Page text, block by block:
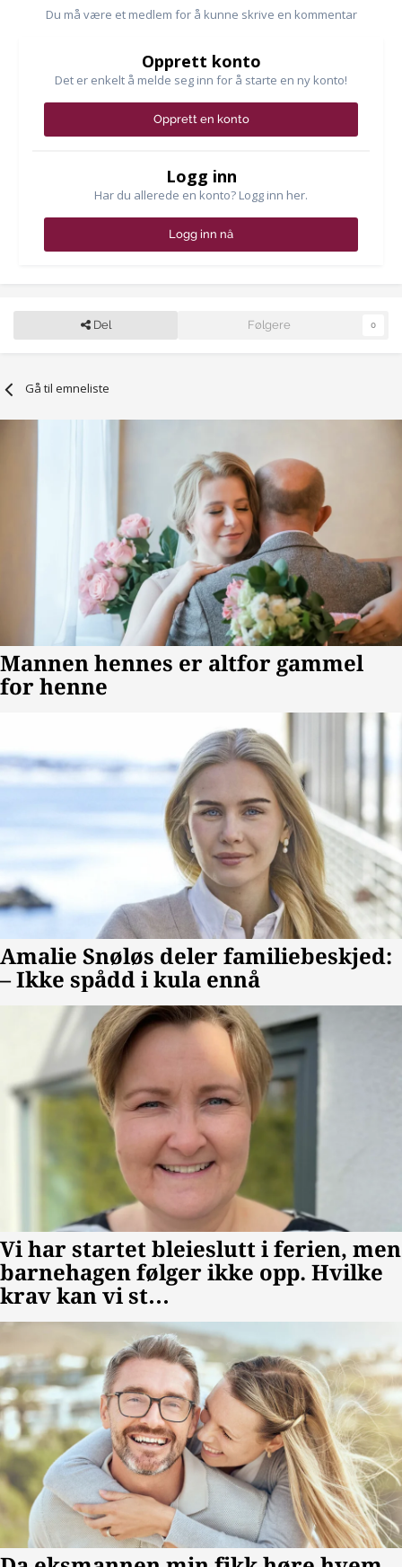
Du må være et medlem for å kunne skrive en kommentar
Opprett konto
Det er enkelt å melde seg inn for å starte en ny konto!
Opprett en konto
Logg inn
Har du allerede en konto? Logg inn her.
Logg inn nå
Del Følgere 0
Gå til emneliste